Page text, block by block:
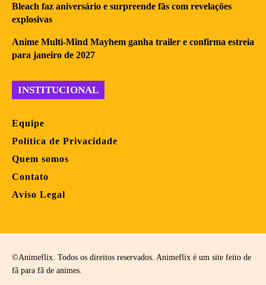
Bleach faz aniversário e surpreende fãs com revelações
explosivas
Anime Multi-Mind Mayhem ganha trailer e confirma estreia
para janeiro de 2027
INSTITUCIONAL
Equipe
Política de Privacidade
Quem somos
Contato
Aviso Legal
©Animeflix. Todos os direitos reservados. Animeflix é um site feito de
fã para fã de animes.